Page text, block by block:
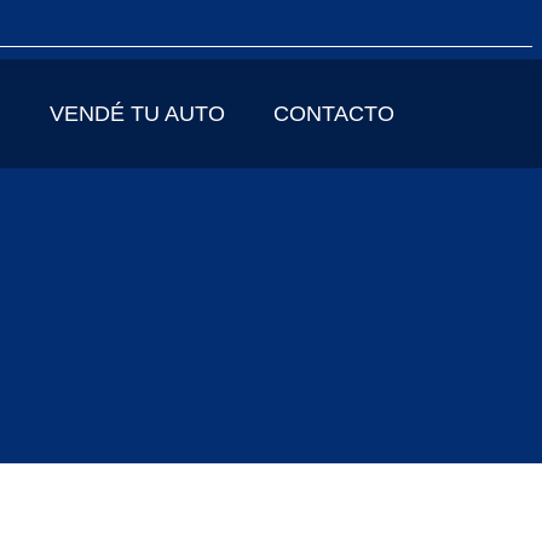
VENDÉ TU AUTO CONTACTO